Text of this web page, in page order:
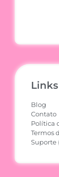
Blog
Contato
Política
Termos
Suporte